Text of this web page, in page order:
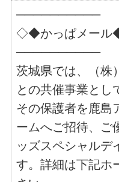
──────────
◇◆かっぱメー
──────────
茨城県では、（株
との共催事業とし
その保護者を鹿島
ームへご招待、ご
ッズスペシャルデ
す。詳細は下記ホ